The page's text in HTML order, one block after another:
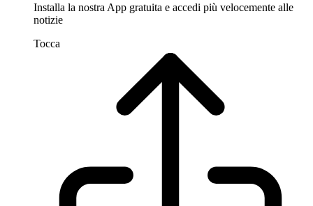
Installa la nostra App gratuita e accedi più velocemente alle
notizie
Tocca